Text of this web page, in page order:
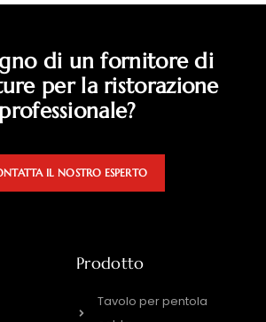
di un fornitore di
per la ristorazione
professionale?
IL NOSTRO ESPERTO
Prodotto
Tavolo per pentola